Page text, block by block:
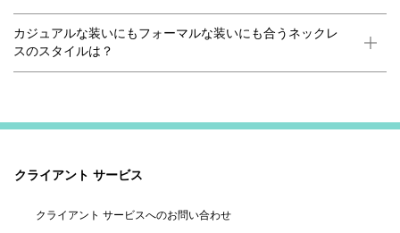
カジュアルな装いにもフォーマルな装いにも合うネックレ
スのスタイルは？
クライアント サービス
クライアント サービスへのお問い合わせ